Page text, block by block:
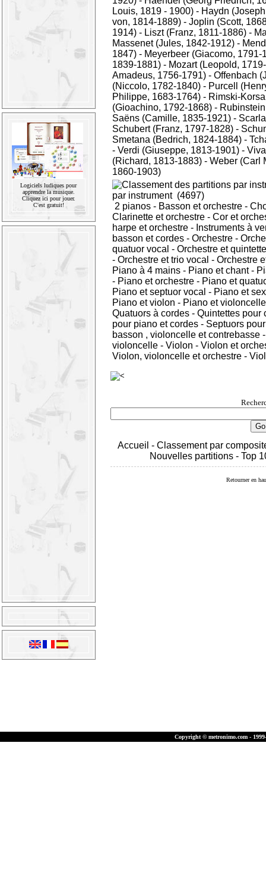
Logiciels ludiques pour
apprendre la musique.
Cliquez ici pour jouer.
C'est gratuit!
Louis, 1819 - 1900) - Haydn
von, 1814-1889) - Joplin (Scott,
1914) - Liszt (Franz, 1811-1886) -
Massenet (Jules, 1842-1912) -
1847) - Meyerbeer (Giacomo, 1791-
1839-1881) - Mozart (Leopold,
Amadeus, 1756-1791) - Offenbach
(Niccolo, 1782-1840) - Purcell
Philippe, 1683-1764) - Rimski-
(Gioachino, 1792-1868) -
Saëns (Camille, 1835-1921) -
Schubert (Franz, 1797-1828) -
Smetana (Bedrich, 1824-1884) -
- Verdi (Giuseppe, 1813-1901) -
(Richard, 1813-1883) - Weber (Carl
1860-1903)
par instrument (4697)
2 pianos - Basson et orchestre -
Clarinette et orchestre - Cor et
harpe et orchestre - Instruments à
basson et cordes - Orchestre -
quatuor vocal - Orchestre et
- Orchestre et trio vocal - Orchestre
Piano à 4 mains - Piano et chant-
- Piano et orchestre - Piano et
Piano et septuor vocal - Piano et
Piano et violon - Piano et violoncelle
Quatuors à cordes - Quintettes pour
pour piano et cordes - Septuors
basson , violoncelle et contrebasse
violoncelle - Violon - Violon et
Violon, violoncelle et orchestre -
Accueil - Classement par
Nouvelles partitions -Top
Retourner en
Copyright © metronimo.com -